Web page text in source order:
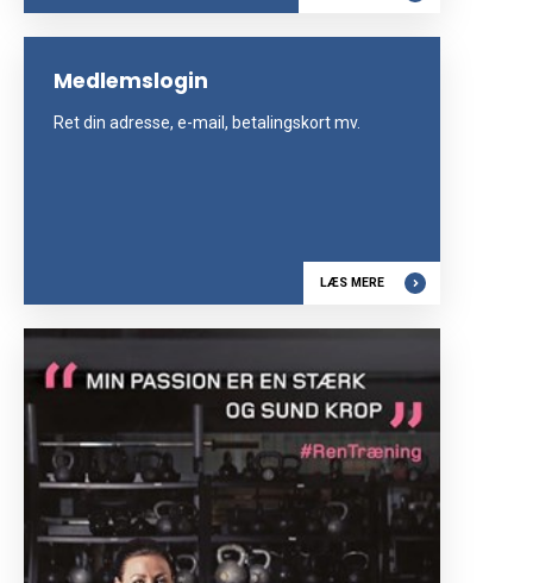
Medlemslogin
Ret din adresse, e-mail, betalingskort mv.
LÆS MERE